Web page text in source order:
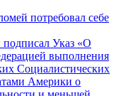
потребовал себе
Указ «О
выполнения
Социалистических
Америки о